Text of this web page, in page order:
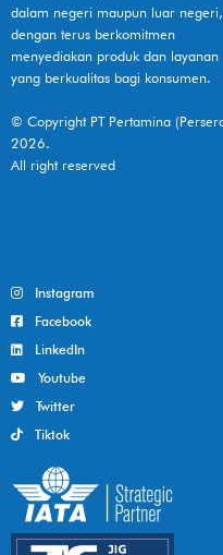
dalam negeri maupun luar negeri,
dengan terus berkomitmen
menyediakan produk dan layanan
yang berkualitas bagi konsumen.
© Copyright PT Pertamina
2026.
All right reserved
Instagram
Facebook
LinkedIn
Youtube
Twitter
Tiktok